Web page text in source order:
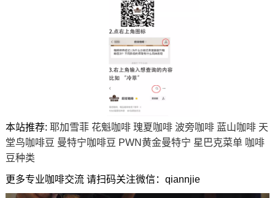
本站推荐: 耶加雪菲 花魁咖啡 瑰夏咖啡 波旁咖啡 蓝山咖啡 天
堂鸟咖啡豆 曼特宁咖啡豆 PWN黄金曼特宁 星巴克菜单 咖啡
豆种类
更多专业咖啡交流 请扫码关注微信：qiannjie